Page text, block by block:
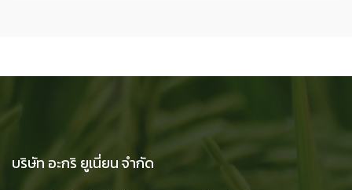
บริษัท อะกริ ยูเนี่ยน จำกัด